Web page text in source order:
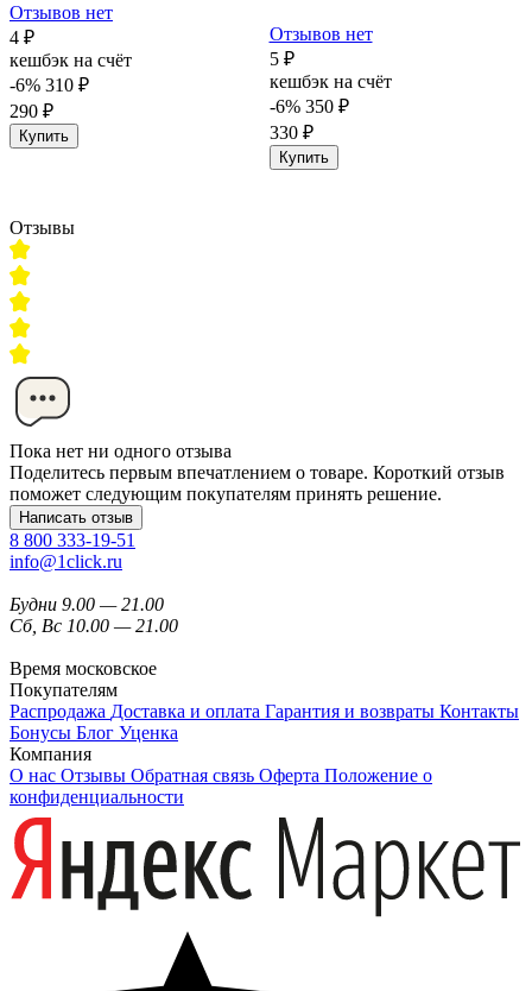
Отзывов нет
4 ₽
кешбэк на счёт
-6% 310 ₽
290 ₽
Купить
Отзывов нет
5 ₽
кешбэк на счёт
-6% 350 ₽
330 ₽
Купить
Отзывы
Пока нет ни одного отзыва
Поделитесь первым впечатлением о товаре. Короткий отзыв
поможет следующим покупателям принять решение.
Написать отзыв
8 800 333-19-51
info@1click.ru
Будни 9.00 — 21.00
Сб, Вс 10.00 — 21.00
Время московское
Покупателям
Распродажа Доставка и оплата Гарантия и возвраты Контакты
Бонусы Блог Уценка
Компания
О нас Отзывы Обратная связь Оферта Положение о
конфиденциальности